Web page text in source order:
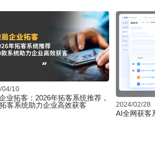
04/10
业拓客：2026年拓客系统推荐，
客系统助力企业高效获客
2024/02/28
AI全网获客